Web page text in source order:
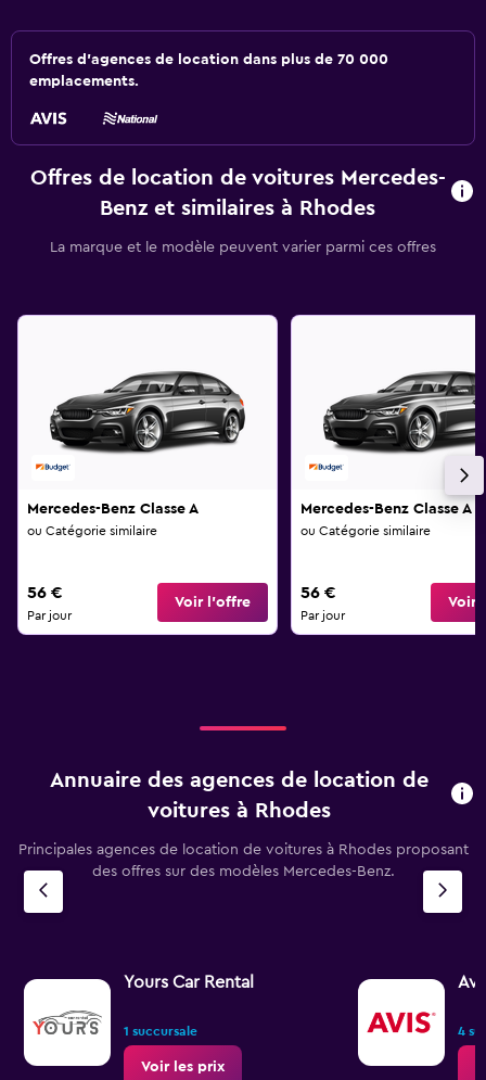
Offres d’agences de location dans plus de 70 000
emplacements.
Offres de location de voitures Mercedes-
Benz et similaires à Rhodes
La marque et le modèle peuvent varier parmi ces offres
Mercedes-Benz Classe A
ou Catégorie similaire
56 €
Par jour
Voir l’offre
Mercedes-Benz Classe A
ou Catégorie similaire
56 €
Par jour
Voir
Annuaire des agences de location de
voitures à Rhodes
Principales agences de location de voitures à Rhodes proposant
des offres sur des modèles Mercedes-Benz.
Yours Car Rental
1 succursale
Voir les prix
4